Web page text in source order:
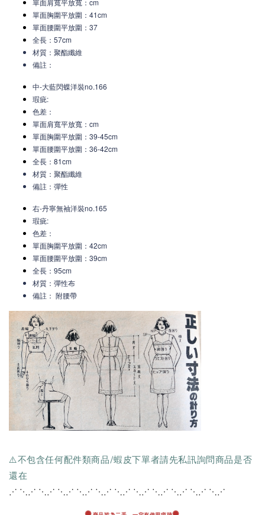
單面肩寬平放寬 ：cm
單面胸圍平放圍：41cm
單面腰圍平放圍：37
全長：57cm
材質：聚酯纖維
備註：
中-大藍閃蝶洋裝no.166
瑕疵:
色差：
單面肩寬平放寬 ：cm
單面胸圍平放圍：39-45cm
單面腰圍平放圍：36-42cm
全長：81cm
材質：聚酯纖維
備註：彈性
右-丹寧無袖洋裝no.165
瑕疵:
色差：
單面胸圍平放圍：42cm
單面腰圍平放圍：39cm
全長：95cm
材質：彈性布
備註： 附腰帶
⚠️不包含任何配件類商品/蝦皮下單者請先私訊詢問商品是否
還在
⋰ ⋱⋰ ⋱⋰ ⋱⋰ ⋱⋰ ⋱⋰ ⋱⋰ ⋱⋰ ⋱ ⋰ ⋱⋰ ⋱⋰ ⋱⋰